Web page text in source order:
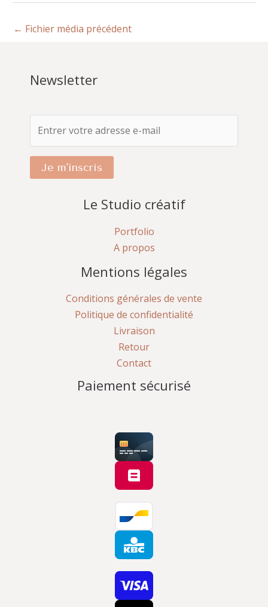
← Fichier média précédent
Newsletter
Je m'inscris
Le Studio créatif
Portfolio
A propos
Mentions légales
Conditions générales de vente
Politique de confidentialité
Livraison
Retour
Contact
Paiement sécurisé